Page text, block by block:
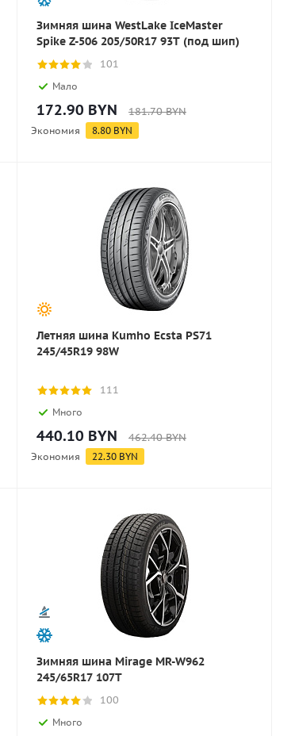
Зимняя шина WestLake IceMaster
Spike Z-506 205/50R17 93T (под шип)
101
Мало
172.90 BYN 181.70BYN
Экономия 8.80 BYN
Летняя шина Kumho Ecsta PS71
245/45R19 98W
111
Много
440.10 BYN 462.40BYN
Экономия 22.30 BYN
Зимняя шина Mirage MR-W962
245/65R17 107T
100
Много